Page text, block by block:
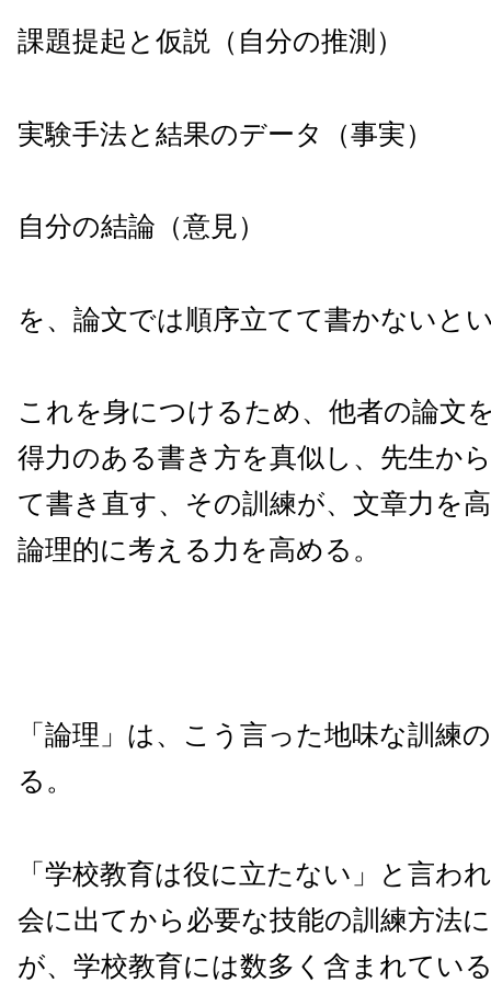
課題提起と仮説（自分の推測）
実験手法と結果のデータ（事実）
自分の結論（意見）
を、論文では順序立てて書かないと
これを身につけるため、他者の論文
得力のある書き方を真似し、先生か
て書き直す、その訓練が、文章力を
論理的に考える力を高める。
「論理」は、こう言った地味な訓練
る。
「学校教育は役に立たない」と言わ
会に出てから必要な技能の訓練方法
が、学校教育には数多く含まれてい